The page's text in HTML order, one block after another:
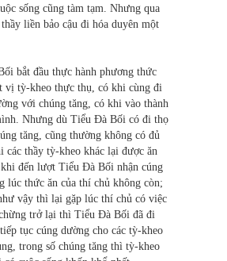
sống cũng tàm tạm. Nhưng qua
liền bảo cậu đi hóa duyên một
bắt đầu thực hành phương thức
vị tỳ-kheo thực thụ, có khi cùng đi
với chúng tăng, có khi vào thành
Nhưng dù Tiểu Đà Bối có đi thọ
tăng, cũng thường không có đủ
các thầy tỳ-kheo khác lại được ăn
đến lượt Tiểu Đà Bối nhận cúng
lúc thức ăn của thí chủ không còn;
vậy thì lại gặp lúc thí chủ có việc
trở lại thì Tiểu Đà Bối đã đi
tục cúng dường cho các tỳ-kheo
trong số chúng tăng thì tỳ-kheo